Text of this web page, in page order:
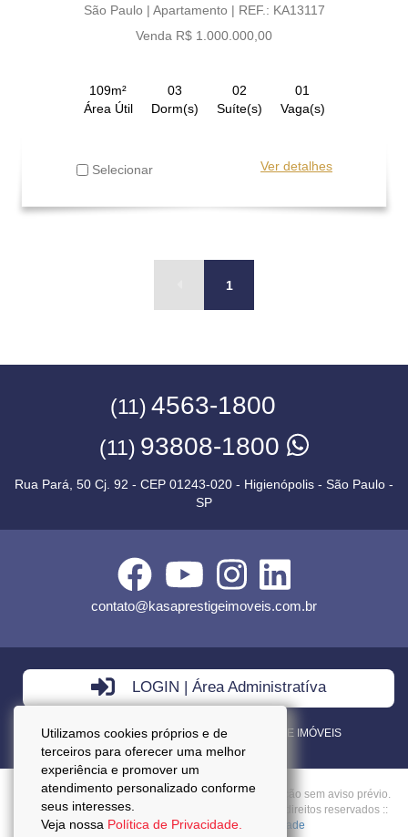
Utilizamos cookies próprios e de
terceiros para oferecer uma melhor
experiência e promover um
atendimento personalizado conforme
seus interesses.
Veja nossa Política de Privacidade.
São Paulo | Apartamento | REF.: KA13117
Venda R$ 1.000.000,00
109m²
Área Útil
03
Dorm(s)
02
Suíte(s)
01
Vaga(s)
Selecionar Ver detalhes
1
(11) 4563-1800
(11) 93808-1800
Rua Pará, 50 Cj. 92 - CEP 01243-020 - Higienópolis - São Paulo -
SP
contato@kasaprestigeimoveis.com.br
LOGIN | Área Administratíva
VENDA - LOCAÇÃO - ADMINISTRAÇÃO DE IMÓVEIS
Preços mencionados neste site estão sujeitos a alteração sem aviso prévio.
Copyright © 2026 - Kasa Prestige Imoveis :: Todos os direitos reservados ::
CRECI: J27037 ::Política da Privacidade